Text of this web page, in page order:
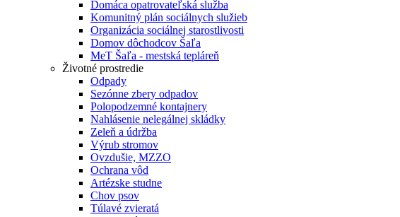
Domáca opatrovateľská služba
Komunitný plán sociálnych služieb
Organizácia sociálnej starostlivosti
Domov dôchodcov Šaľa
MeT Šaľa - mestská tepláreň
Životné prostredie
Odpady
Sezónne zbery odpadov
Polopodzemné kontajnery
Nahlásenie nelegálnej skládky
Zeleň a údržba
Výrub stromov
Ovzdušie, MZZO
Ochrana vôd
Artézske studne
Chov psov
Túlavé zvieratá